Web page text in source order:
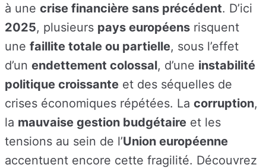
à une crise financière sans précédent. D’ici
2025, plusieurs pays européens risquent
une faillite totale ou partielle, sous l’effet
d’un endettement colossal, d’une instabilité
politique croissante et des séquelles de
crises économiques répétées. La corruption,
la mauvaise gestion budgétaire et les
tensions au sein de l’Union européenne
accentuent encore cette fragilité. Découvrez